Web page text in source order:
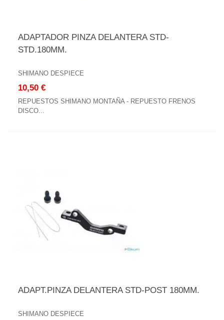
ADAPTADOR PINZA DELANTERA STD-
STD.180MM.
SHIMANO DESPIECE
10,50 €
REPUESTOS SHIMANO MONTAÑA - REPUESTO FRENOS
DISCO...
ADAPT.PINZA DELANTERA STD-POST 180MM.
SHIMANO DESPIECE